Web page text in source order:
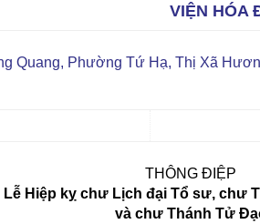
VIỆN HÓA
Quang, Phường Tứ Hạ, Thị Xã
THÔNG ĐIỆP
Lễ Hiệp kỵ chư Lịch đại Tổ sư, chư
và chư Thánh Tử